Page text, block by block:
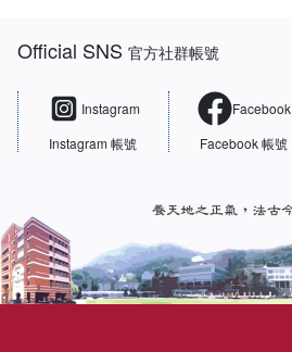
Official SNS官方社群帳號
Instagram
Instagram 帳號
Facebook
Facebook 帳號